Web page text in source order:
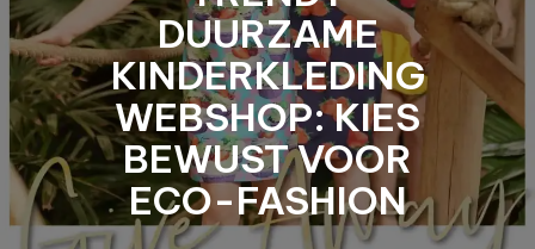
DUURZAME
KINDERKLEDING
WEBSHOP: KIES
BEWUST VOOR
ECO-FASHION